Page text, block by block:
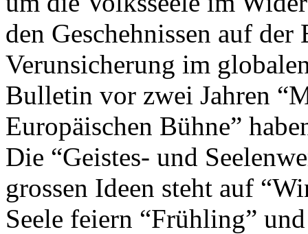
den Geschehnissen auf
Verunsicherung im
Bulletin vor zwei Jahren
Europäischen Bühne”
Die “Geistes- und
grossen Ideen steht auf
Seele feiern “Frühling”